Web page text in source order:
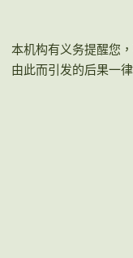
本机构有义务提醒您
由此而引发的后果一